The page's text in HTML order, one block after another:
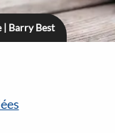
| Barry Best